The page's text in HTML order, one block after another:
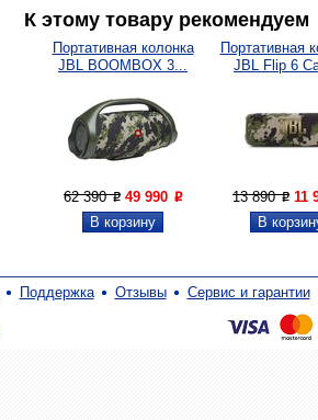
К этому товару рекомендуем
Портативная колонка
JBL BOOMBOX 3...
62 390P 49 990 P
Портативная
JBL Flip 6
13 890P 11
Поддержка Отзывы Сервис и гарантии